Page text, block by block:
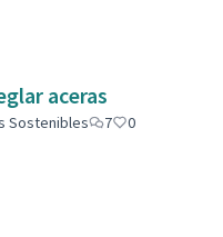
aceras
Sostenibles 7
0